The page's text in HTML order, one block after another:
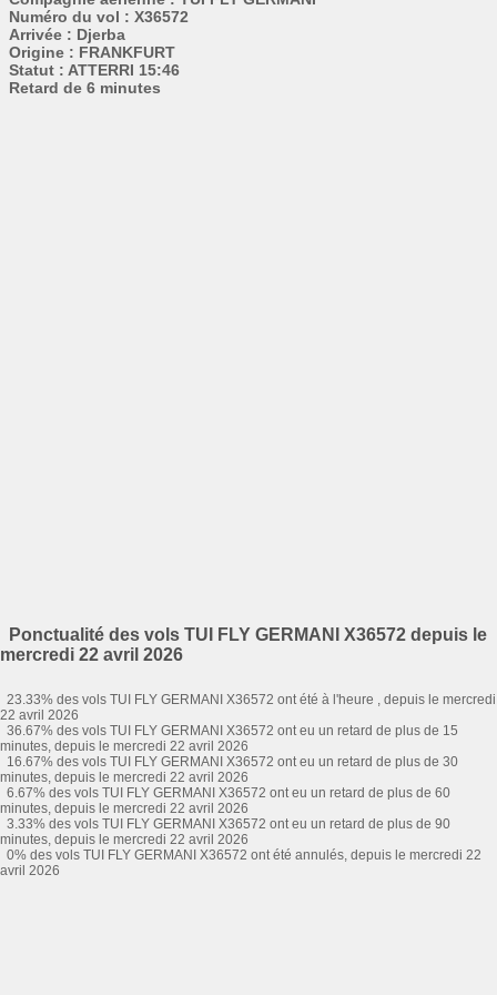
Numéro du vol : X36572
Arrivée : Djerba
Origine : FRANKFURT
Statut : ATTERRI 15:46
Retard de 6 minutes
Ponctualité des vols TUI FLY GERMANI X36572 depuis le
mercredi 22 avril 2026
23.33% des vols TUI FLY GERMANI X36572 ont été à l'heure , depuis le mercredi
22 avril 2026
36.67% des vols TUI FLY GERMANI X36572 ont eu un retard de plus de 15
minutes, depuis le mercredi 22 avril 2026
16.67% des vols TUI FLY GERMANI X36572 ont eu un retard de plus de 30
minutes, depuis le mercredi 22 avril 2026
6.67% des vols TUI FLY GERMANI X36572 ont eu un retard de plus de 60
minutes, depuis le mercredi 22 avril 2026
3.33% des vols TUI FLY GERMANI X36572 ont eu un retard de plus de 90
minutes, depuis le mercredi 22 avril 2026
0% des vols TUI FLY GERMANI X36572 ont été annulés, depuis le mercredi 22
avril 2026